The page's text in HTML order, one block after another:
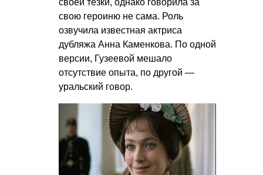
свою героиню не сама. Роль
озвучила известная актриса
дубляжа Анна Каменкова. По одной
версии, Гузеевой мешало
отсутствие опыта, по другой —
уральский говор.